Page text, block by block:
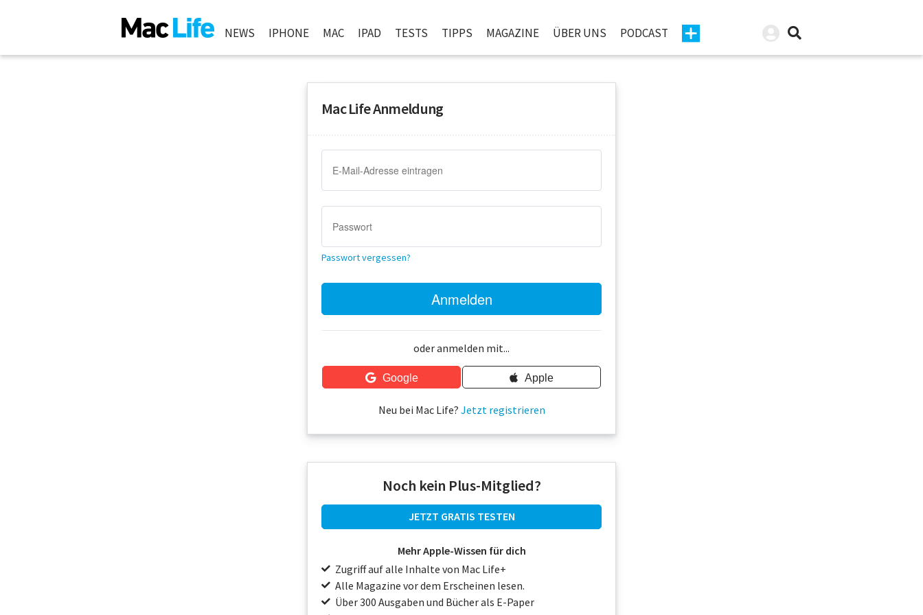
NEWS IPHONE MAC IPAD TESTS TIPPS MAGAZINE ÜBER UNS PODCAST
Mac Life Anmeldung
Passwort vergessen?
oder anmelden mit...
Google Apple
Neu bei Mac Life? Jetzt registrieren
Noch kein Plus-Mitglied?
JETZT GRATIS TESTEN
Mehr Apple-Wissen für dich
Zugriff auf alle Inhalte von Mac Life+
Alle Magazine vor dem Erscheinen lesen.
Über 300 Ausgaben und Bücher als E-Paper